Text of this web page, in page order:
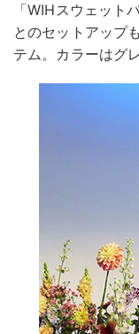
「WIHスウェッ
とのセットアップ
テム。カラーはグ